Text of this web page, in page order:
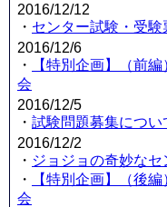
2016/12/12
・ センター試験・受験
2016/12/6
・
【特別企画】（前
会
2016/12/5
・ 試験問題募集につい
2016/12/2
・ ジョジョの奇妙な
・
【特別企画】（後
会